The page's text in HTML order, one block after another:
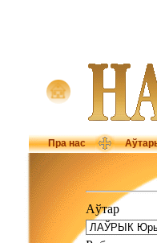
Пра нас
Аўтар